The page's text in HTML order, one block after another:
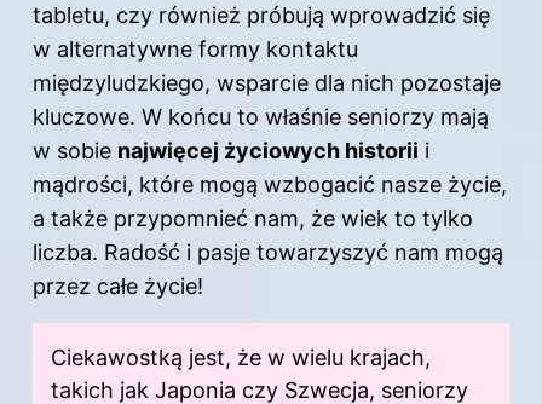
tabletu, czy również próbują wprowadzić się
w alternatywne formy kontaktu
międzyludzkiego, wsparcie dla nich pozostaje
kluczowe. W końcu to właśnie seniorzy mają
w sobie najwięcej życiowych historii i
mądrości, które mogą wzbogacić nasze życie,
a także przypomnieć nam, że wiek to tylko
liczba. Radość i pasje towarzyszyć nam mogą
przez całe życie!
Ciekawostką jest, że w wielu krajach,
takich jak Japonia czy Szwecja, seniorzy